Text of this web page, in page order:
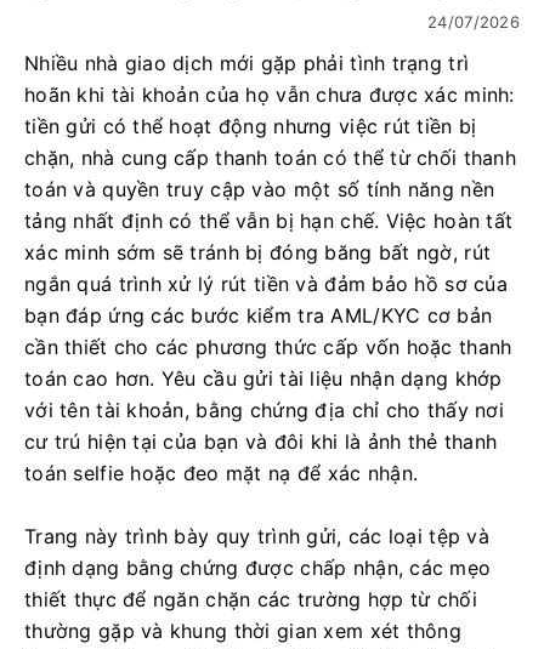
24/07/2026
Nhiều nhà giao dịch mới gặp phải tình trạng trì
hoãn khi tài khoản của họ vẫn chưa được xác minh:
tiền gửi có thể hoạt động nhưng việc rút tiền bị
chặn, nhà cung cấp thanh toán có thể từ chối thanh
toán và quyền truy cập vào một số tính năng nền
tảng nhất định có thể vẫn bị hạn chế. Việc hoàn tất
xác minh sớm sẽ tránh bị đóng băng bất ngờ, rút ​​
ngắn quá trình xử lý rút tiền và đảm bảo hồ sơ của
bạn đáp ứng các bước kiểm tra AML/KYC cơ bản
cần thiết cho các phương thức cấp vốn hoặc thanh
toán cao hơn. Yêu cầu gửi tài liệu nhận dạng khớp
với tên tài khoản, bằng chứng địa chỉ cho thấy nơi
cư trú hiện tại của bạn và đôi khi là ảnh thẻ thanh
toán selfie hoặc đeo mặt nạ để xác nhận.
Trang này trình bày quy trình gửi, các loại tệp và
định dạng bằng chứng được chấp nhận, các mẹo
thiết thực để ngăn chặn các trường hợp từ chối
thường gặp và khung thời gian xem xét thông